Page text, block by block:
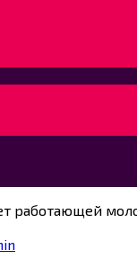
работающей